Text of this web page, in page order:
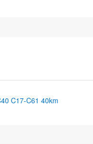
C17-C61 40km